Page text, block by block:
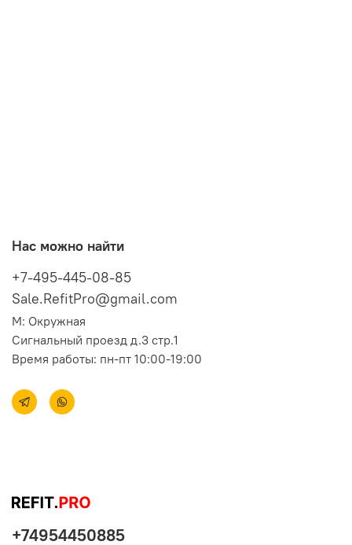
Нас можно найти
+7-495-445-08-85
Sale.RefitPro@gmail.com
М: Окружная
Сигнальный проезд д.3 стр.1
Время работы: пн-пт 10:00-19:00
+74954450885